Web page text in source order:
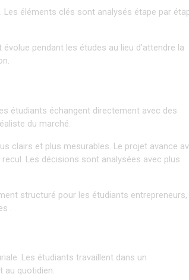
éléments clés sont analysés étape par
pendant les études au lieu d’attendre la
étudiants échangent directement avec des
du marché.
clairs et plus mesurables. Le projet avance
Les décisions sont analysées avec plus
structuré pour les étudiants entrepreneurs,
.
Les étudiants travaillent dans un
au quotidien.